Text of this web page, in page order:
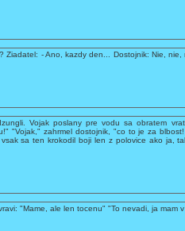
Ziadatel: - Ano, kazdy den... Dostojnik: Nie, nie,
Vojak poslany pre vodu sa obratem
"Vojak," zahrmel dostojnik, "co to je za
sa ten krokodil boji len z polovice ako ja,
"Mame, ale len tocenu" "To nevadi, ja mam